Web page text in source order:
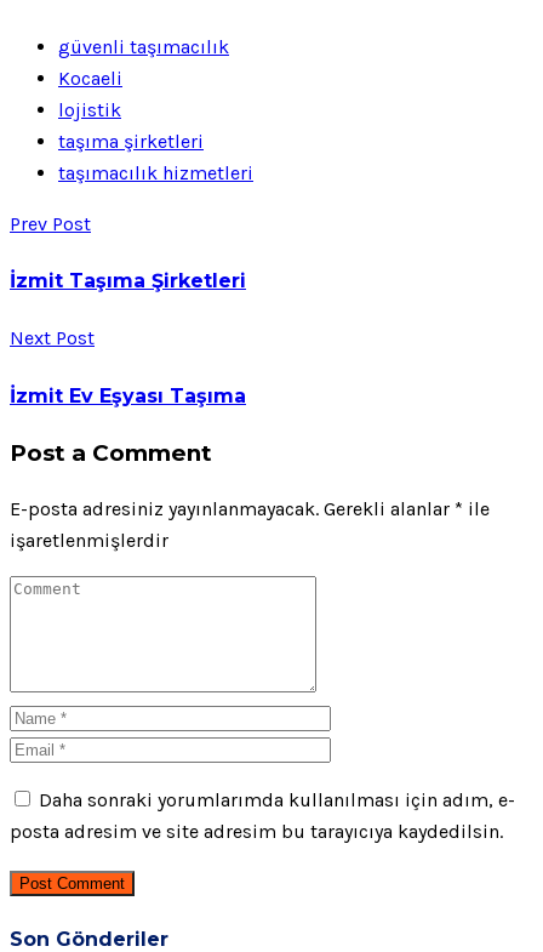
güvenli taşımacılık
Kocaeli
lojistik
taşıma şirketleri
taşımacılık hizmetleri
Prev Post
İzmit Taşıma Şirketleri
Next Post
İzmit Ev Eşyası Taşıma
Post a Comment
E-posta adresiniz yayınlanmayacak. Gerekli alanlar * ile
işaretlenmişlerdir
Daha sonraki yorumlarımda kullanılması için adım, e-
posta adresim ve site adresim bu tarayıcıya kaydedilsin.
Post Comment
Son Gönderiler